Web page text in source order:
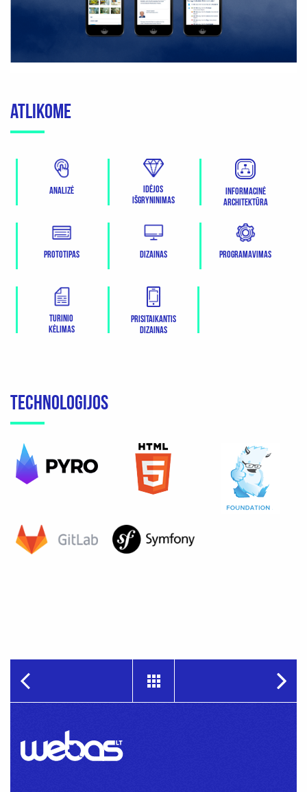
ATLIKOME
Analizė
Idėjos
išgryninimas
Informacinė
architektūra
Prototipas Dizainas Programavimas
Turinio
kėlimas
Prisitaikantis
dizainas
TECHNOLOGIJOS